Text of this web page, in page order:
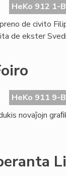
HeKo 912 1-
de civito
de ekster
HeKo 911 9-
novaĵojn